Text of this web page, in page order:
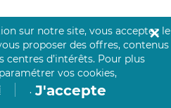
sur notre site, vous acceptez le
proposer des offres, contenus
centres d’intérêts. Pour plus
vos cookies,
. J'accepte
✕